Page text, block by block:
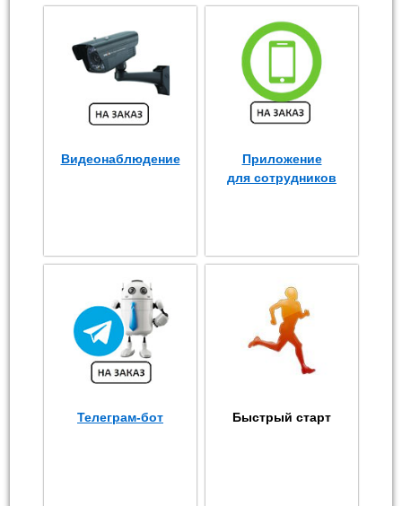
Видеонаблюдение
Приложение
для сотрудников
Телеграм-бот Быстрый старт